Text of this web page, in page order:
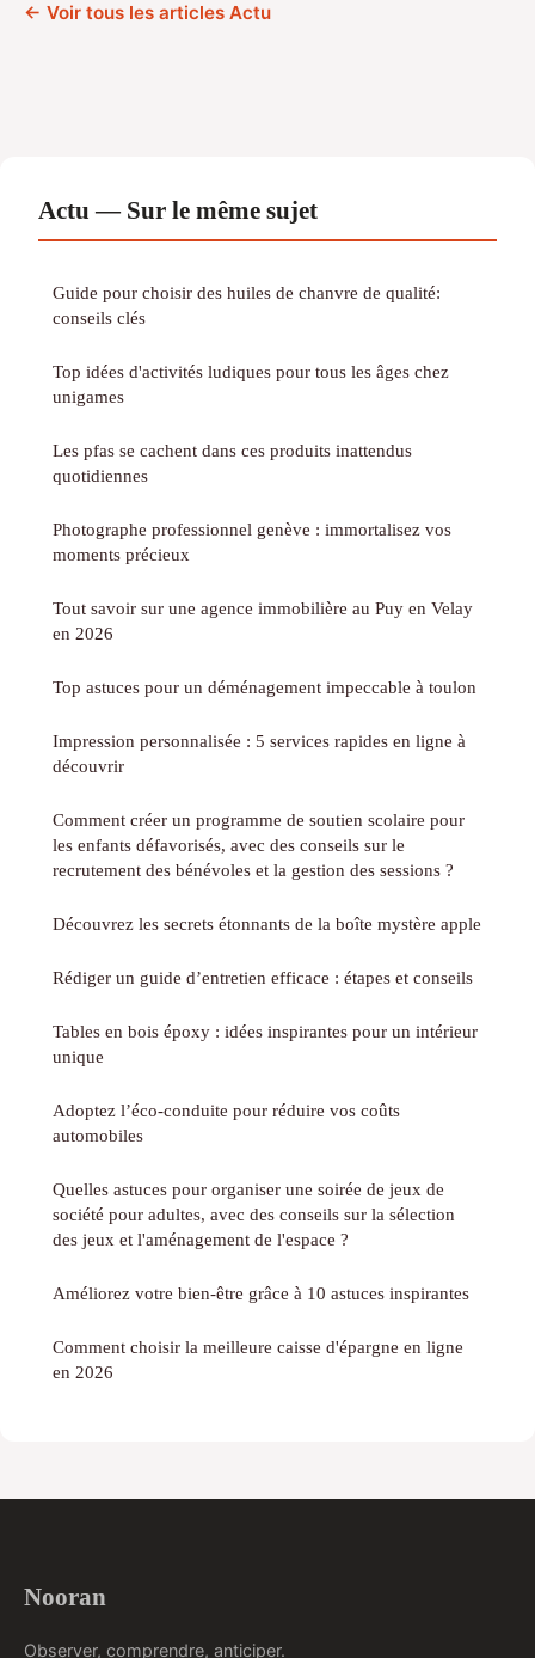
← Voir tous les articles Actu
Actu — Sur le même sujet
Guide pour choisir des huiles de chanvre de qualité:
conseils clés
Top idées d'activités ludiques pour tous les âges chez
unigames
Les pfas se cachent dans ces produits inattendus
quotidiennes
Photographe professionnel genève : immortalisez vos
moments précieux
Tout savoir sur une agence immobilière au Puy en Velay
en 2026
Top astuces pour un déménagement impeccable à toulon
Impression personnalisée : 5 services rapides en ligne à
découvrir
Comment créer un programme de soutien scolaire pour
les enfants défavorisés, avec des conseils sur le
recrutement des bénévoles et la gestion des sessions ?
Découvrez les secrets étonnants de la boîte mystère apple
Rédiger un guide d’entretien efficace : étapes et conseils
Tables en bois époxy : idées inspirantes pour un intérieur
unique
Adoptez l’éco-conduite pour réduire vos coûts
automobiles
Quelles astuces pour organiser une soirée de jeux de
société pour adultes, avec des conseils sur la sélection
des jeux et l'aménagement de l'espace ?
Améliorez votre bien-être grâce à 10 astuces inspirantes
Comment choisir la meilleure caisse d'épargne en ligne
en 2026
Nooran
Observer, comprendre, anticiper.